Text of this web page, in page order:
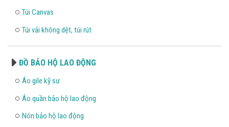
Túi Canvas
Túi vải không dệt, túi rút
ĐỒ BẢO HỘ LAO ĐỘNG
Áo gile kỹ sư
Áo quần bảo hộ lao động
Nón bảo hộ lao động